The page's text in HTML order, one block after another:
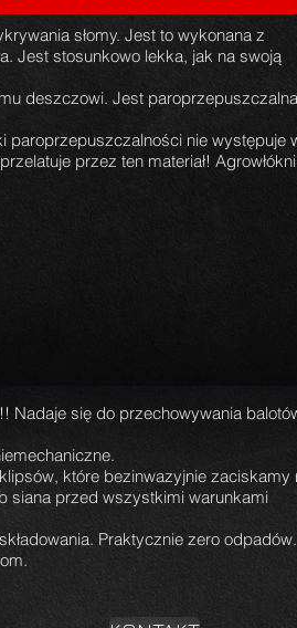
słomy. Jest to wykonana z
Jest stosunkowo lekka, jak na swoją
deszczowi. Jest
paroprzepuszczalności nie występuje
przez ten materiał!
Nadaje się do przechowywania
które bezinwazyjnie zaciskamy
siana przed wszystkimi warunkami
Praktycznie zero odpadów.